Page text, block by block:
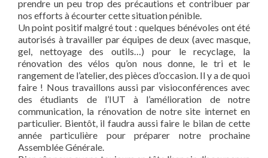
prendre un peu trop des précautions et contribuer par
nos efforts à écourter cette situation pénible.
Un point positif malgré tout : quelques bénévoles ont été
autorisés à travailler par équipes de deux (avec masque,
gel, nettoyage des outils…) pour le recyclage, la
rénovation des vélos qu’on nous donne, le tri et le
rangement de l’atelier, des pièces d’occasion. Il y a de quoi
faire ! Nous travaillons aussi par visioconférences avec
des étudiants de l’IUT à l’amélioration de notre
communication, la rénovation de notre site internet en
particulier. Bientôt, il faudra aussi faire le bilan de cette
année particulière pour préparer notre prochaine
Assemblée Générale.